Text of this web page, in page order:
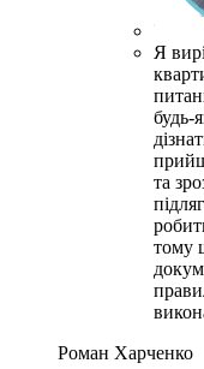
Я
будь-
та
тому
Роман Харченко